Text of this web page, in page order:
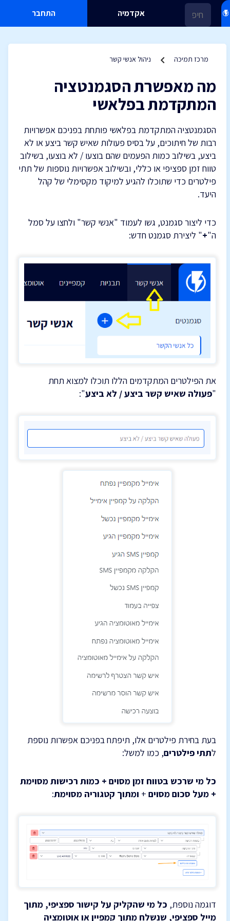
אקדמיה התחבר
מרכז תמיכה ניהול אנשי קשר
מה מאפשרת הסגמנטציה
המתקדמת בפלאשי
הסגמנטציה המתקדמת בפלאשי פותחת בפניכם אפשרויות
רבות של חיתוכים, על בסיס פעולות שאיש קשר ביצע או לא
ביצע, בשילוב כמות הפעמים שהם בוצעו / לא בוצעו, בשילוב
טווח זמן ספציפי או כללי, ובשילוב אפשרויות נוספות של תתי
פילטרים כדי שתוכלו להגיע למיקוד מקסימלי של קהל
היעד.
כדי ליצור סגמנט, גשו לעמוד "אנשי קשר" ולחצו על סמל
ה"+" ליצירת סגמנט חדש:
את הפילטרים המתקדמים הללו תוכלו למצוא תחת
"פעולה שאיש קשר ביצע / לא ביצע":
בעת בחירת פילטרים אלו, תיפתח בפניכם אפשרות נוספת
לתתי פילטרים, כמו למשל:
כל מי שרכש בטווח זמן מסוים + כמות רכישות מסוימת
+ מעל סכום מסוים + ומתוך קטגוריה מסוימת:
דוגמה נוספת, כל מי שהקליק על קישור ספציפי, מתוך
מייל ספציפי, שנשלח מתוך קמפיין או אוטומציה